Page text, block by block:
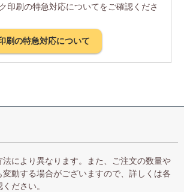
印刷の特急対応についてをご確認くださ
刷の特急対応について
により異なります。また、ご注文の数量や
変動する場合がございますので、詳しくは各
ださい。